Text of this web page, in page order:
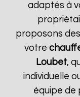
adaptés à
proposons
votre
Loubet,
individuelle
équipe de